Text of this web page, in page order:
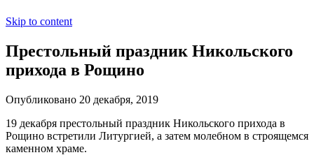
Skip to content
Престольный праздник Никольского
прихода в Рощино
Опубликовано 20 декабря, 2019
19 декабря престольный праздник Никольского прихода в
Рощино встретили Литургией, а затем молебном в строящемся
каменном храме.